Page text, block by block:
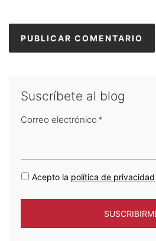
Suscríbete al blog
Correo electrónico *
Acepto la política de privacidad